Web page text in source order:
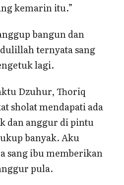
kemarin itu.”
bangun dan
ternyata sang
lagi.
Dzuhur, Thoriq
sholat mendapati ada
dan anggur di pintu
banyak. Aku
sang ibu memberikan
pula.